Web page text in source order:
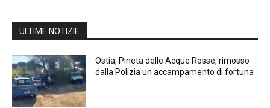
ULTIME NOTIZIE
Ostia, Pineta delle Acque Rosse, rimosso
dalla Polizia un accampamento di fortuna